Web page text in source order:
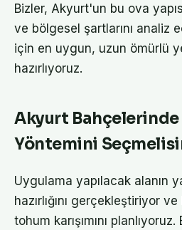
Bizler, Akyurt'un bu ova
ve bölgesel şartlarını analiz
için en uygun, uzun ömürlü
hazırlıyoruz.
Akyurt Bahçelerinde
Yöntemini
Uygulama yapılacak alanın
hazırlığını gerçekleştiriyor
tohum karışımını planlıyoruz.